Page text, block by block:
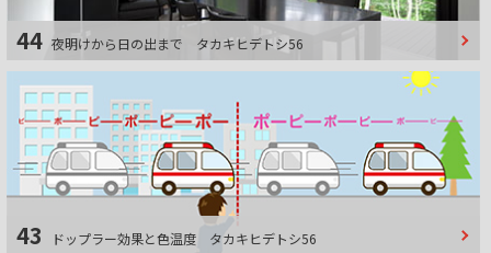
44 夜明けから日の出まで タカキヒデトシ56
43 ドップラー効果と色温度 タカキヒデトシ56